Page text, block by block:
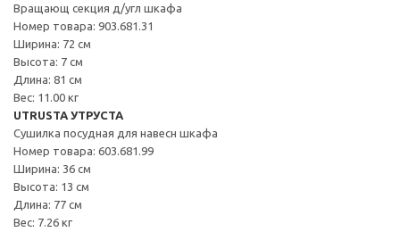
Вращающ секция д/угл шкафа
Номер товара: 903.681.31
Ширина: 72 см
Высота: 7 см
Длина: 81 см
Вес: 11.00 кг
UTRUSTA УТРУСТА
Сушилка посудная для навесн шкафа
Номер товара: 603.681.99
Ширина: 36 см
Высота: 13 см
Длина: 77 см
Вес: 7.26 кг